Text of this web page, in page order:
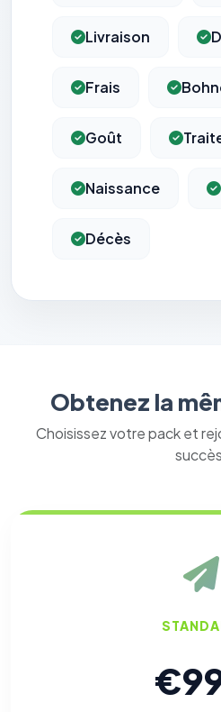
Livraison
Frais
Goût
Naissance
Décès
Obtenez la
Choisissez votre pack et